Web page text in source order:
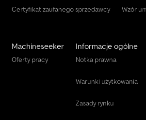
Certyfikat zaufanego sprzedawcy Wzór
Machineseeker
Oferty pracy
Informacje ogólne
Notka prawna
Warunki użytkowania
Zasady rynku